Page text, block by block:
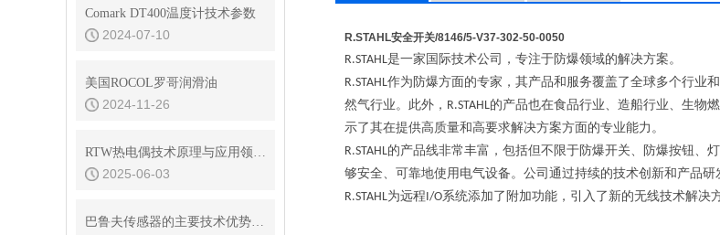
Comark DT400温度计技术参数
2024-07-10
美国ROCOL罗哥润滑油
2024-11-26
RTW热电偶技术原理与应用领域解说
2025-06-03
巴鲁夫传感器的主要技术优势是什么
R.STAHL安全开关/8146/5-V37-302-50-0050
R.STAHL是一家国际技术公司， 专注于防爆领域的解决方案。
R.STAHL作为防爆方面的专家， 其产品和服务覆盖了全球多个行业和
然气行业。 此外， ‌R.STAHL的产品也在食品行业、 造船行业、 生物
示了其在提供高质量和高要求解决方案方面的专业能力。
R.STAHL的产品线非常丰富， 包括但不限于防爆开关、 防爆按钮、
够安全、 可靠地使用电气设备。 公司通过持续的技术创新和产品研
R.STAHL为远程I/O系统添加了附加功能， 引入了新的无线技术解决